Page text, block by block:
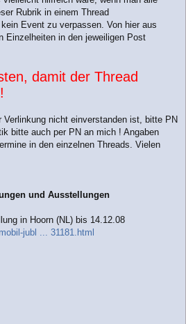
Rubrik in einem Thread
Event zu verpassen. Von hier aus
Einzelheiten in den jeweiligen Post
damit der Thread
Verlinkung nicht einverstanden ist, bitte PN
bitte auch per PN an mich ! Angaben
in den einzelnen Threads. Vielen
und Ausstellungen
in Hoorn (NL) bis 14.12.08
jubl ... 31181.html